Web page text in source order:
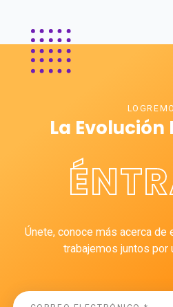
La
Únete, conoce más acerca
trabajemos juntos por